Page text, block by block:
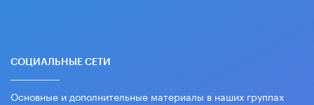
СОЦИАЛЬНЫЕ СЕТИ
Основные и дополнительные материалы в наших группах